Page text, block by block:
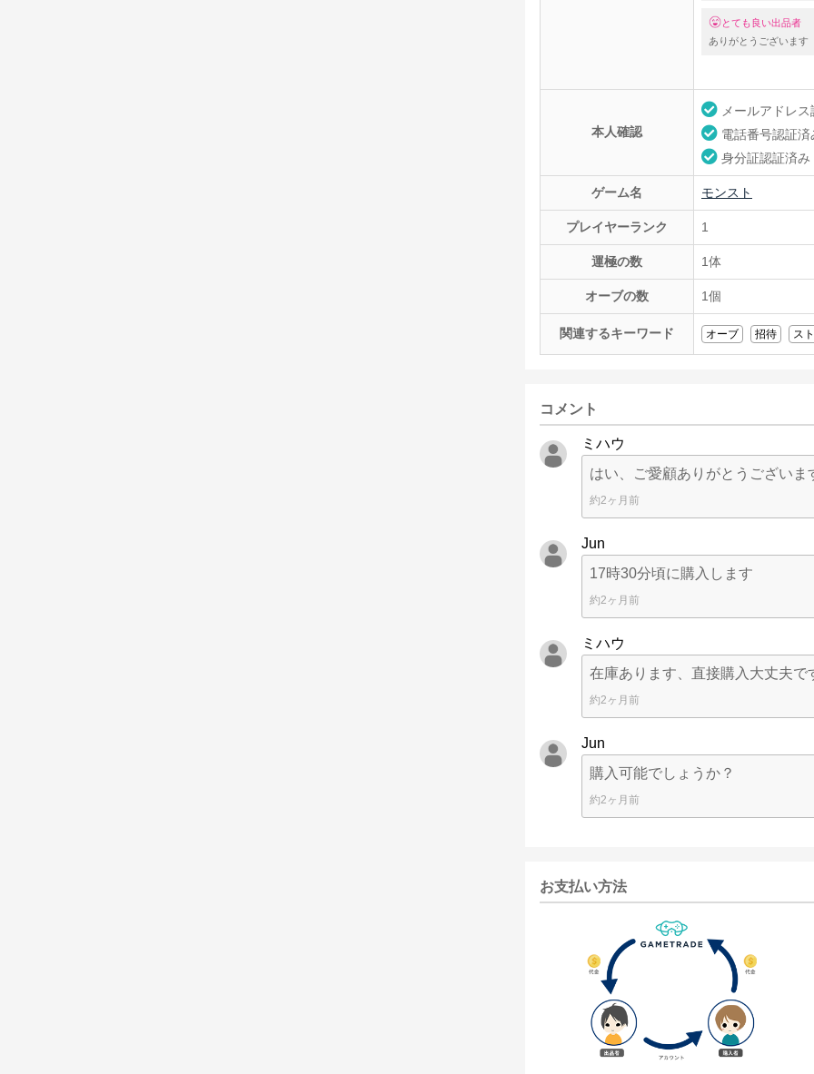
とても良い出品者
ありがとうございます
本人確認
メールアドレ
電話番号認証済
身分証認証済み
ゲーム名 モンスト
プレイヤーランク 1
運極の数 1体
オーブの数 1個
関連するキーワード オーブ 招待 ス
コメント
ミハウ
はい、ご愛顧ありがとうございま
約2ヶ月前
Jun
17時30分頃に購入します
約2ヶ月前
ミハウ
在庫あります、直接購入大丈夫で
約2ヶ月前
Jun
購入可能でしょうか？
約2ヶ月前
お支払い方法